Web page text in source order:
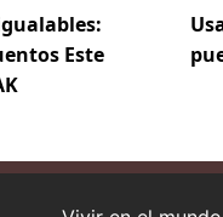
Este